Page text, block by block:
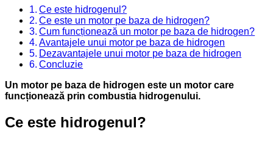
Ce este hidrogenul?
Ce este un motor pe baza de hidrogen?
Cum funcționează un motor pe baza de hidrogen?
Avantajele unui motor pe baza de hidrogen
Dezavantajele unui motor pe baza de hidrogen
Concluzie
Un motor pe baza de hidrogen este un motor care
funcționează prin combustia hidrogenului.
Ce este hidrogenul?